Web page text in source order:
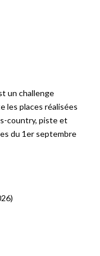
un challenge
les places réalisées
country, piste et
du 1er septembre